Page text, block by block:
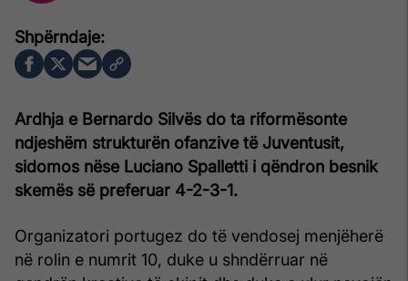
Ardhja e Bernardo Silvës do ta riformësonte
ndjeshëm strukturën ofanzive të Juventusit,
sidomos nëse Luciano Spalletti i qëndron besnik
skemës së preferuar 4-2-3-1.
Organizatori portugez do të vendosej menjëherë
në rolin e numrit 10, duke u shndërruar në